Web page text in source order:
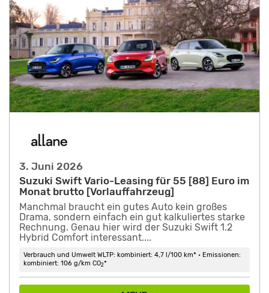
3. Juni 2026
Suzuki Swift Vario-Leasing für 55 [88] Euro im
Monat brutto [Vorlauffahrzeug]
Manchmal braucht ein gutes Auto kein großes
Drama, sondern einfach ein gut kalkuliertes starke
Rechnung. Genau hier wird der Suzuki Swift 1.2
Hybrid Comfort interessant....
Verbrauch und Umwelt WLTP: kombiniert: 4,7 l/100 km* • Emissionen:
kombiniert: 106 g/km CO2*